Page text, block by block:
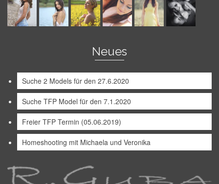
Neues
Suche 2 Models für den 27.6.2020
Suche TFP Model für den 7.1.2020
Freier TFP Termin (05.06.2019)
Homeshooting mit Michaela und Veronika